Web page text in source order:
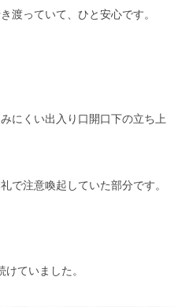
渡っていて、ひと安心です。
にくい出入り口開口下の立ち上
で注意喚起していた部分です。
ていました。